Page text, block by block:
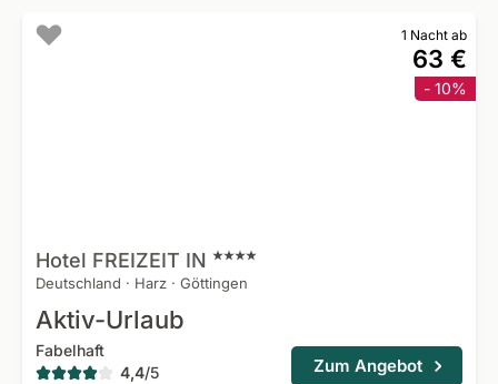
1 Nacht ab
63 €
- 10%
Hotel FREIZEIT IN
Deutschland · Harz · Göttingen
Aktiv-Urlaub
Fabelhaft
4,4/5 Zum Angebot